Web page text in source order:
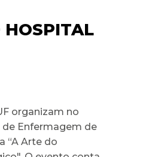
HOSPITAL
organizam no
de Enfermagem de
“A Arte do